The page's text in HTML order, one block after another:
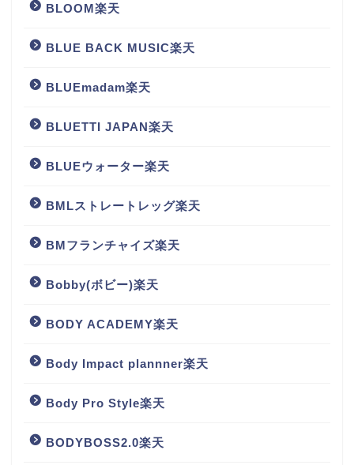
BLOOM楽天
BLUE BACK MUSIC楽天
BLUEmadam楽天
BLUETTI JAPAN楽天
BLUEウォーター楽天
BMLストレートレッグ楽天
BMフランチャイズ楽天
Bobby(ボビー)楽天
BODY ACADEMY楽天
Body Impact plannner楽天
Body Pro Style楽天
BODYBOSS2.0楽天